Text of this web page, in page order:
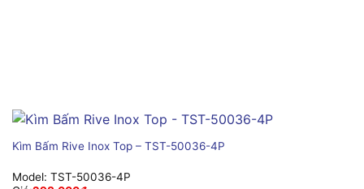
Kìm Bấm Rive Inox Top – TST-50036-4P
Model: TST-50036-4P